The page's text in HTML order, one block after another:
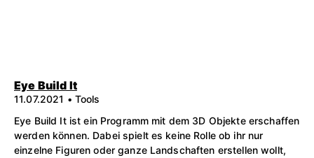
Eye Build It
11.07.2021 • Tools
Eye Build It ist ein Programm mit dem 3D Objekte erschaffen
werden können. Dabei spielt es keine Rolle ob ihr nur
einzelne Figuren oder ganze Landschaften erstellen wollt,